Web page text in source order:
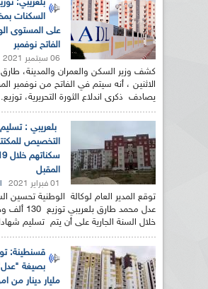
بلعريبي:
السكنات
على المستوى
الفاتح نوفمبر
06 سبتمبر 2021
كشف وزير السكن والعمران والمدينة، طارق
الاثنين ، أنه سيتم في الفاتح من نوفمبر
يصادف ذكرى اندلاع الثورة التحريرية،
بلعريبي :
التخصيص
المقبل
01 فبراير 2021
توقع المدير العام لوكالة الوطنية تحسين
عدل محمد طارق
خلال السنة الجارية على أن يتم تسليم
مليار دينار من